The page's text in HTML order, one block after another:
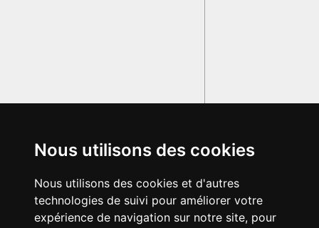
Nous utilisons des cookies
Nous utilisons des cookies et d'autres
technologies de suivi pour améliorer votre
expérience de navigation sur notre site, pour